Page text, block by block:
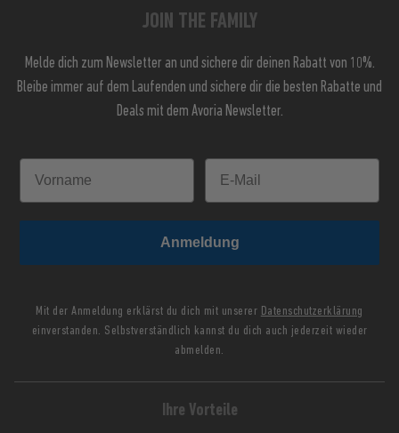
JOIN THE FAMILY
Melde dich zum Newsletter an und sichere dir deinen Rabatt von 10%.
Bleibe immer auf dem Laufenden und sichere dir die besten Rabatte und
Deals mit dem Avoria Newsletter.
Anmeldung
Mit der Anmeldung erklärst du dich mit unserer Datenschutzerklärung
einverstanden. Selbstverständlich kannst du dich auch jederzeit wieder
abmelden.
Ihre Vorteile